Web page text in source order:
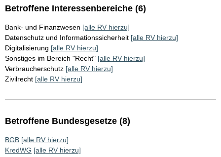
Betroffene Interessenbereiche (6)
Bank- und Finanzwesen [alle RV hierzu]
Datenschutz und Informationssicherheit [alle RV hierzu]
Digitalisierung [alle RV hierzu]
Sonstiges im Bereich "Recht" [alle RV hierzu]
Verbraucherschutz [alle RV hierzu]
Zivilrecht [alle RV hierzu]
Betroffene Bundesgesetze (8)
BGB [alle RV hierzu]
KredWG [alle RV hierzu]